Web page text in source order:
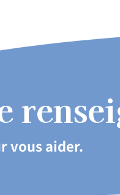
vous aider.